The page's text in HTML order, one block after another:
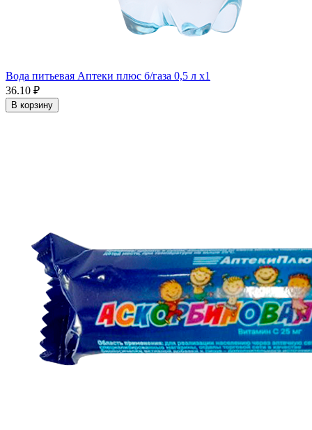
Вода питьевая Аптеки плюс б/газа 0,5 л x1
36.10 ₽
В корзину